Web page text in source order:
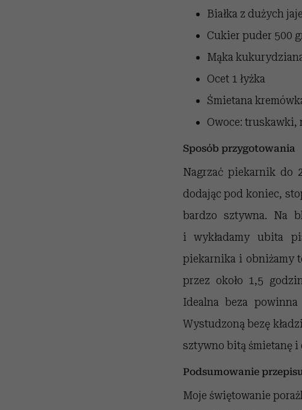
Białka z dużych
Cukier puder 500
Mąka
Ocet 1 łyżka
Śmietana
Owoce: truskawki,
Sposób przygotowania
Nagrzać piekarnik do
dodając pod koniec,
bardzo sztywna. Na
i wykładamy ubita
piekarnika i obniżamy
przez około 1,5
Idealna beza
Wystudzoną bezę
sztywno bitą śmietanę i
Podsumowanie
Moje świętowanie